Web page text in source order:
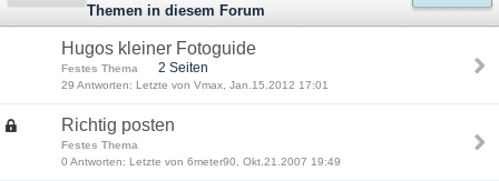
Themen in diesem Forum
Hugos kleiner Fotoguide
Festes Thema 2 Seiten
29 Antworten: Letzte von Vmax, Jan.15.2012 17:01
Richtig posten
Festes Thema
0 Antworten: Letzte von 6meter90, Okt.21.2007 19:49